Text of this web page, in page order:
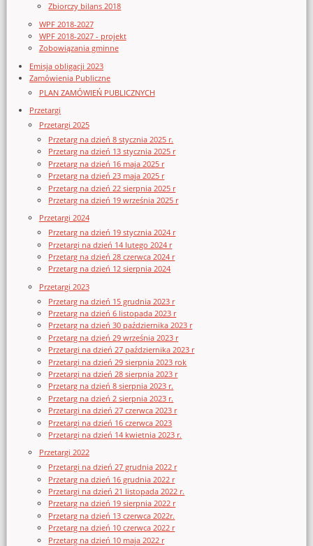
Zbiorczy bilans 2018
WPF 2018-2027
WPF 2018-2027 - projekt
Zobowiązania gminne
Emisja obligacji 2023
Zamówienia Publiczne
PLAN ZAMÓWIEŃ PUBLICZNYCH
Przetargi
Przetargi 2025
Przetarg na dzień 8 stycznia 2025 r.
Przetarg na dzień 13 stycznia 2025 r
Przetarg na dzień 16 maja 2025 r
Przetarg na dzień 23 maja 2025 r
Przetarg na dzień 22 sierpnia 2025 r
Przetarg na dzień 19 września 2025 r
Przetargi 2024
Przetarg na dzień 19 stycznia 2024 r
Przetargi na dzień 14 lutego 2024 r
Przetarg na dzień 28 czerwca 2024 r
Przetarg na dzień 12 sierpnia 2024
Przetargi 2023
Przetarg na dzień 15 grudnia 2023 r
Przetarg na dzień 6 listopada 2023 r
Przetarg na dzień 30 października 2023 r
Przetarg na dzień 29 września 2023 r
Przetargi na dzień 27 października 2023 r
Przetargi na dzień 29 sierpnia 2023 rok
Przetargi na dzień 28 sierpnia 2023 r
Przetarg na dzień 8 sierpnia 2023 r.
Przetarg na dzień 2 sierpnia 2023 r.
Przetargi na dzień 27 czerwca 2023 r
Przetargi na dzień 16 czerwca 2023
Przetargi na dzień 14 kwietnia 2023 r.
Przetargi 2022
Przetargi na dzień 27 grudnia 2022 r
Przetarg na dzień 16 grudnia 2022 r
Przetargi na dzień 21 listopada 2022 r.
Przetarg na dzień 19 sierpnia 2022 r
Przetarg na dzień 13 czerwca 2022r.
Przetarg na dzień 10 czerwca 2022 r
Przetarg na dzień 10 maja 2022 r